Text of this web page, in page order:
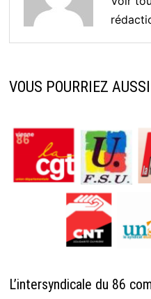
VOUS POURRIEZ
L’intersyndicale du 86